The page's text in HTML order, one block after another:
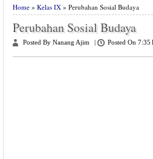
Home » Kelas IX » Perubahan Sosial Budaya
Perubahan Sosial Budaya
Posted By Nanang Ajim Posted On 7:35